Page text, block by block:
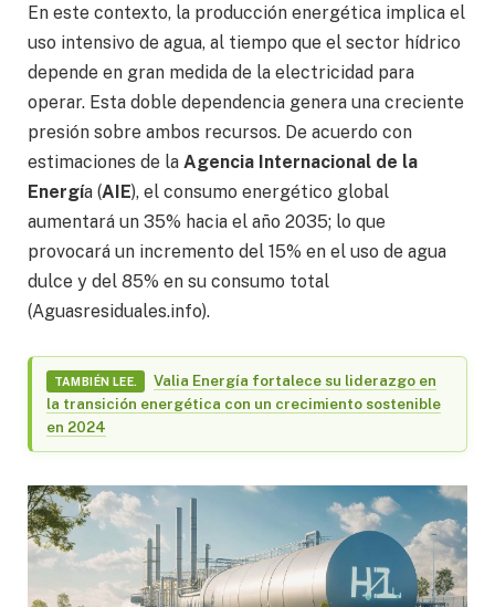
En este contexto, la producción energética implica el
uso intensivo de agua, al tiempo que el sector hídrico
depende en gran medida de la electricidad para
operar. Esta doble dependencia genera una creciente
presión sobre ambos recursos. De acuerdo con
estimaciones de la Agencia Internacional de la
Energía (AIE), el consumo energético global
aumentará un 35% hacia el año 2035; lo que
provocará un incremento del 15% en el uso de agua
dulce y del 85% en su consumo total
(Aguasresiduales.info).
TAMBIÉN LEE.
Valia Energía fortalece su liderazgo en
la transición energética con un crecimiento sostenible
en 2024